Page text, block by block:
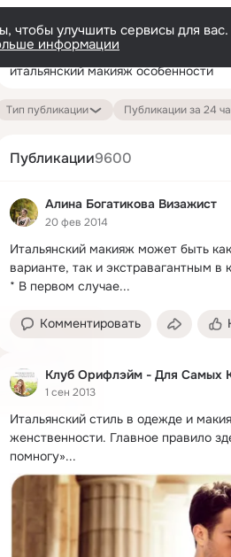
чтобы улучшить сервисы для
информации
Тип публикации
Публикации за 24
Публикации9600
Алина Богатикова Визажист
20 фев 2014
Итальянский макияж может быть
варианте, так и экстравагантным
* В первом случае...
Комментировать
Клуб Орифлэйм - Для Самых
1 сен 2013
Итальянский стиль в одежде и
женственности. Главное правило
помногу»...